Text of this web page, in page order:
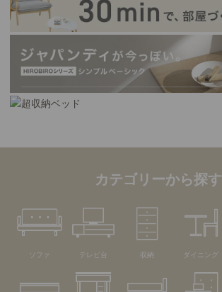
カテゴリーから探す
ソファ テレビ台 収納 ダイニング